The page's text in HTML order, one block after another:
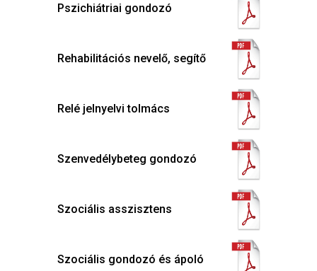
Pszichiátriai gondozó
Rehabilitációs nevelő, segítő
Relé jelnyelvi tolmács
Szenvedélybeteg gondozó
Szociális asszisztens
Szociális gondozó és ápoló